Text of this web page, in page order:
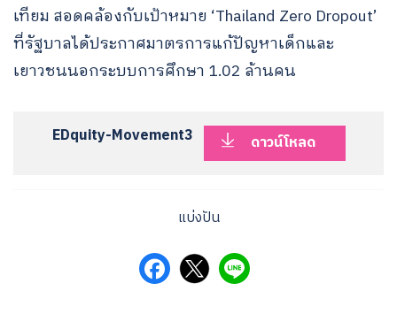
เทียม สอดคล้องกับเป้าหมาย ‘Thailand Zero Dropout’
ที่รัฐบาลได้ประกาศมาตรการแก้ปัญหาเด็กและ
เยาวชนนอกระบบการศึกษา 1.02 ล้านคน
EDquity-Movement3 ดาวน์โหลด
แบ่งปัน